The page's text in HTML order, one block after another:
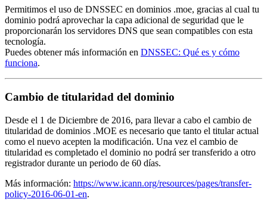
Permitimos el uso de DNSSEC en dominios .moe, gracias al cual tu
dominio podrá aprovechar la capa adicional de seguridad que le
proporcionarán los servidores DNS que sean compatibles con esta
tecnología.
Puedes obtener más información en DNSSEC: Qué es y cómo
funciona.
Cambio de titularidad del dominio
Desde el 1 de Diciembre de 2016, para llevar a cabo el cambio de
titularidad de dominios .MOE es necesario que tanto el titular actual
como el nuevo acepten la modificación. Una vez el cambio de
titularidad es completado el dominio no podrá ser transferido a otro
registrador durante un periodo de 60 días.
Más información: https://www.icann.org/resources/pages/transfer-
policy-2016-06-01-en.